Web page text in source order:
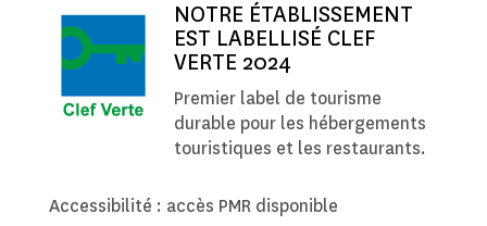
NOTRE ÉTABLISSEMENT
EST LABELLISÉ CLEF
VERTE 2024
Premier label de tourisme
durable pour les hébergements
touristiques et les restaurants.
Accessibilité : accès PMR disponible